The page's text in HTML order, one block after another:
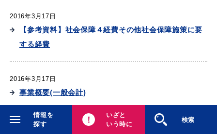
閉じる
情報を
探す
いざと
いう時に
検索
2016年3月17日
【参考資料】社会保障４経費その他社会保障施策に要
する経費
2016年3月17日
事業概要(一般会計)
2016年3月17日